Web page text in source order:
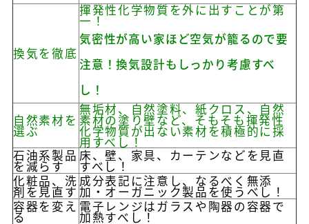
換気を徹底
揮発性化学物質を外に出すことが第
一！
気密性が高い家ほど空気が籠るので要
注意！換気設計もしっかり考慮すべ
し！
自然素材を
選ぶ
無垢材、自然塗料、紙クロス、自然
素材の塗り壁など、そもそも揮発性
化学物質が出ない素材を積極的に採
用すべし！
石油系製品
を減らす
床、壁、家具、カーテンなどを見直
すべし！
化粧品、洗
剤を見直す
成分表記に注意し、なるべく無添
加・オーガニック製品を使うべし！
容器を変え
る
電子レンジはガラスや陶器の容器で
加熱すべし！